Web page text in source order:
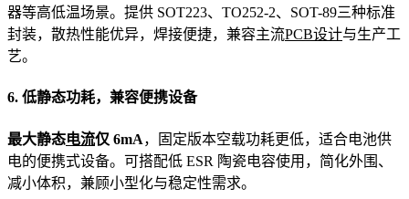
器等高低温场景。提供 SOT223、TO252-2、SOT-89三种标准
封装，散热性能优异，焊接便捷，兼容主流PCB设计与生产工
艺。
6. 低静态功耗，兼容便携设备
最大静态电流仅 6mA，固定版本空载功耗更低，适合电池供
电的便携式设备。可搭配低 ESR 陶瓷电容使用，简化外围、
减小体积，兼顾小型化与稳定性需求。